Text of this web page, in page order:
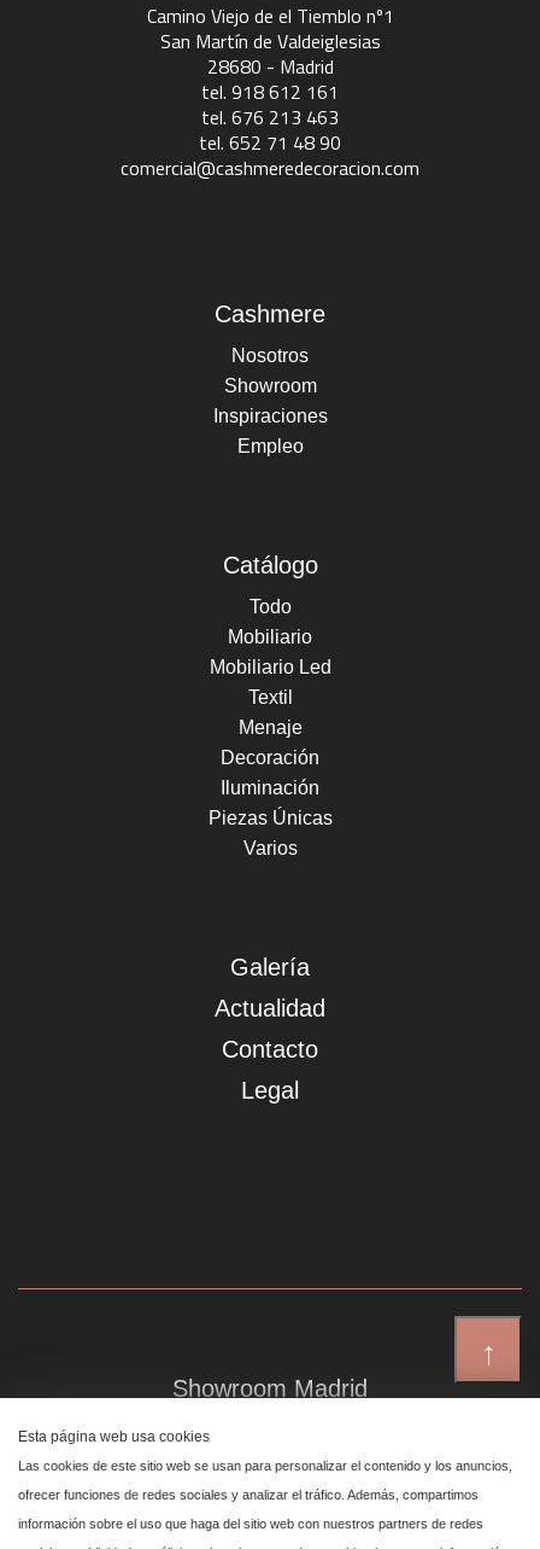
↑
Camino Viejo de el Tiemblo nº1
San Martín de Valdeiglesias
28680 - Madrid
tel. 918 612 161
tel. 676 213 463
tel. 652 71 48 90
comercial@cashmeredecoracion.com
Cashmere
Nosotros
Showroom
Inspiraciones
Empleo
Catálogo
Todo
Mobiliario
Mobiliario Led
Textil
Menaje
Decoración
Iluminación
Piezas Únicas
Varios
Galería
Actualidad
Contacto
Legal
Showroom Madrid
Plaza de Canalejas 6, 4 izq
Centro, 28014 Madrid
Esta página web usa cookies
Las cookies de este sitio web se usan para personalizar el contenido y los anuncios,
ofrecer funciones de redes sociales y analizar el tráfico. Además, compartimos
información sobre el uso que haga del sitio web con nuestros partners de redes